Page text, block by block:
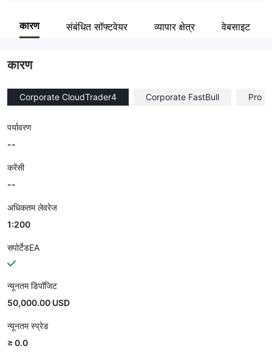
कारण संबंधित सॉफ्टवेयर व्यापार क्षेत्र वेबसाइट
कारण
Corporate CloudTrader4 Corporate FastBull Pro
पर्यावरण
--
करेंसी
--
अधिकतम लेवरेज
1:200
सपोर्टेडEA
न्यूनतम डिपॉजिट
50,000.00 USD
न्यूनतम स्प्रेड
≥ 0.0